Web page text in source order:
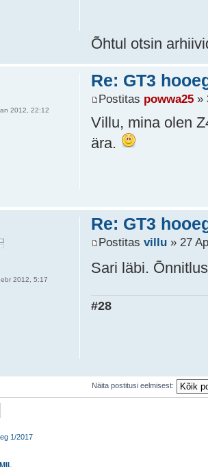
Õhtul otsin
Re: GT3
Postitas powwa25 »
Villu, mina olen
ära.
2012, 22:12
Re: GT3
Postitasvillu » 27
Sari läbi.
#28
2012, 5:17
Näita postitusi eelmisest:
1/2017